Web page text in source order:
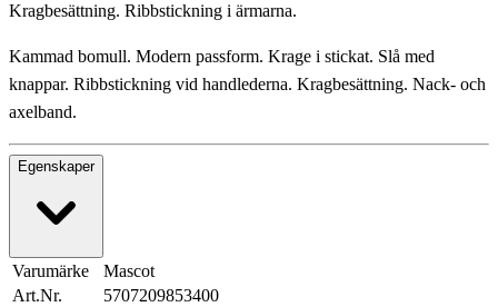
Kragbesättning. Ribbstickning i ärmarna.
Kammad bomull. Modern passform. Krage i stickat. Slå med
knappar. Ribbstickning vid handlederna. Kragbesättning. Nack- och
axelband.
Egenskaper
Varumärke
Mascot
Art.Nr.
5707209853400